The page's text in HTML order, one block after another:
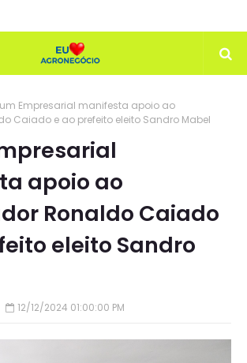
Empresarial manifesta apoio ao
Caiado e ao prefeito eleito Sandro Mabel
apoio ao
Ronaldo Caiado
eleito Sandro
12/12/2024 01:00:00 PM